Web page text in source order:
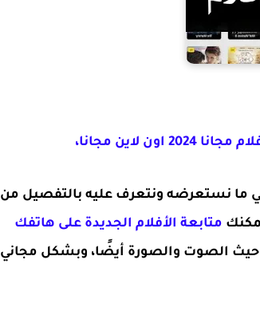
لاين مجانا،
ما نستعرضه ونتعرف عليه بالتفصيل من
متابعة الأفلام الجديدة على هاتفك
الصوت والصورة أيضًا، وبشكل مجاني